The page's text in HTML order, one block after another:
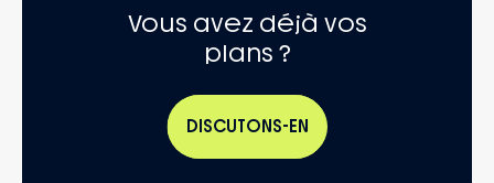
Vous avez déjà vos
plans ?
DISCUTONS-EN